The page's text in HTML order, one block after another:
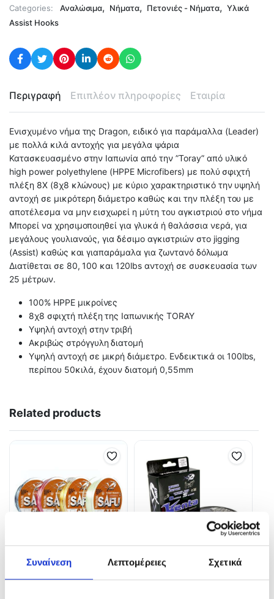
Συναίνεση Λεπτομέρειες Σχετικά
Categories: Αναλώσιμα, Νήματα, Πετονιές - Νήματα, Υλικά
Assist Hooks
Περιγραφή Επιπλέον πληροφορίες Εταιρία
Ενισχυμένο νήμα της Dragon, ειδικό για παράμαλλα (Leader)
με πολλά κιλά αντοχής για μεγάλα ψάρια
Κατασκευασμένο στην Ιαπωνία από την ”Toray” από υλικό
high power polyethylene (HPPE Microfibers) με πολύ σφιχτή
πλέξη 8Χ (8χ8 κλώνους) με κύριο χαρακτηριστικό την υψηλή
αντοχή σε μικρότερη διάμετρο καθώς και την πλέξη του με
αποτέλεσμα να μην εισχωρεί η μύτη του αγκιστριού στο νήμα
Μπορεί να χρησιμοποιηθεί για γλυκά ή θαλάσσια νερά, για
μεγάλους γουλιανούς, για δέσιμο αγκιστριών στο jigging
(Assist) καθώς και γιαπαράμαλα για ζωντανό δόλωμα
Διατίθεται σε 80, 100 και 120lbs αντοχή σε συσκευασία των
25 μέτρων.
100% HPPE μικροίνες
8χ8 σφιχτή πλέξη της Ιαπωνικής TORAY
Υψηλή αντοχή στην τριβή
Ακριβώς στρόγγυλη διατομή
Υψηλή αντοχή σε μικρή διάμετρο. Ενδεικτικά οι 100lbs,
περίπου 50κιλά, έχουν διατομή 0,55mm
Related products